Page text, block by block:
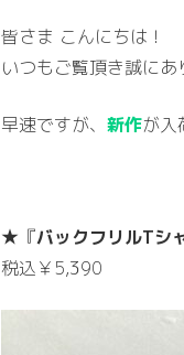
皆さま こんにちは！
いつもご覧頂き誠に
早速ですが、 新作が
★『バックフリルTシ
税込￥5,390